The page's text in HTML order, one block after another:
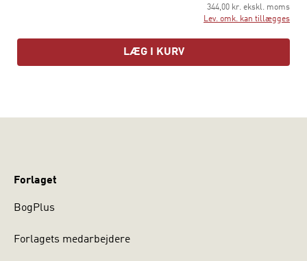
344,00 kr. ekskl. moms
Lev. omk. kan tillægges
LÆG I KURV
Forlaget
BogPlus
Forlagets medarbejdere